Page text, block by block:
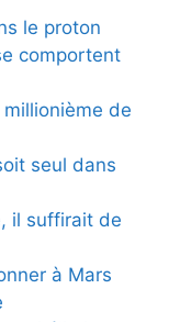
le proton
comportent
de
seul dans
il suffirait de
à Mars